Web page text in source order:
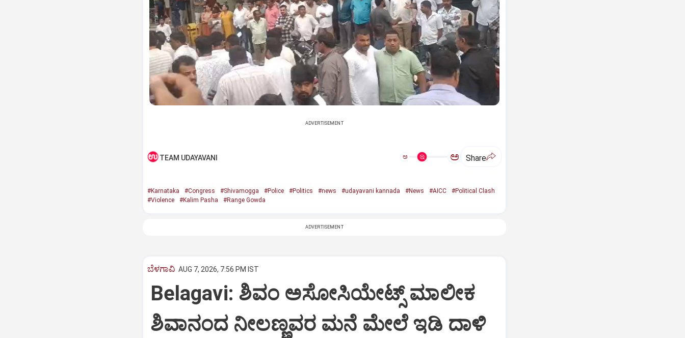
ADVERTISEMENT
TEAM UDAYAVANI ಅ ಅ Share
#Karnataka #Congress #Shivamogga #Police #Politics #news #udayavani kannada #News #AICC
#Political Clash
#Violence
#Kalim Pasha #Range Gowda
ADVERTISEMENT
ಬೆಳಗಾವಿ AUG 7, 2026, 7:56 PM IST
Belagavi: ಶಿವಂ ಅಸೋಸಿಯೇಟ್ಸ್ ಮಾಲೀಕ
ಶಿವಾನಂದ ನೀಲಣ್ಣವರ ಮನೆ ಮೇಲೆ ಇಡಿ‌ ದಾಳಿ